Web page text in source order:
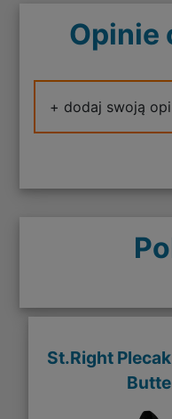
Opinie
+ dodaj swoją
St.Right